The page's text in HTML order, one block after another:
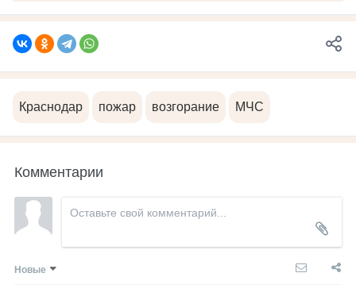
Краснодар пожар возгорание МЧС
Комментарии
Новые